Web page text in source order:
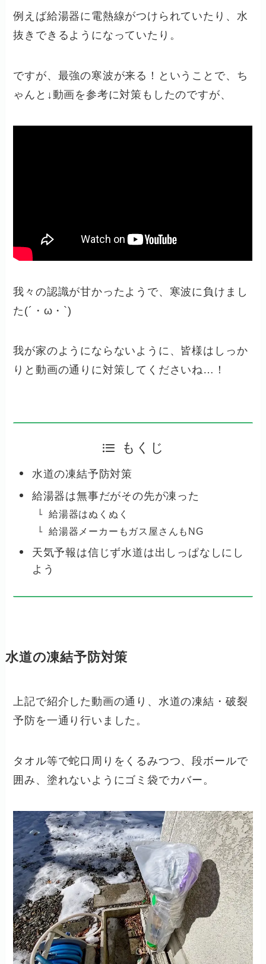
例えば給湯器に電熱線がつけられていたり、水
抜きできるようになっていたり。
ですが、最強の寒波が来る！ということで、ち
ゃんと↓動画を参考に対策もしたのですが、
我々の認識が甘かったようで、寒波に負けまし
た(´・ω・`)
我が家のようにならないように、皆様はしっか
りと動画の通りに対策してくださいね…！
もくじ
水道の凍結予防対策
給湯器は無事だがその先が凍った
給湯器はぬくぬく
給湯器メーカーもガス屋さんもNG
天気予報は信じず水道は出しっぱなしにし
よう
水道の凍結予防対策
上記で紹介した動画の通り、水道の凍結・破裂
予防を一通り行いました。
タオル等で蛇口周りをくるみつつ、段ボールで
囲み、塗れないようにゴミ袋でカバー。